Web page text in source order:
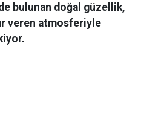
bulunan doğal güzellik,
veren atmosferiyle